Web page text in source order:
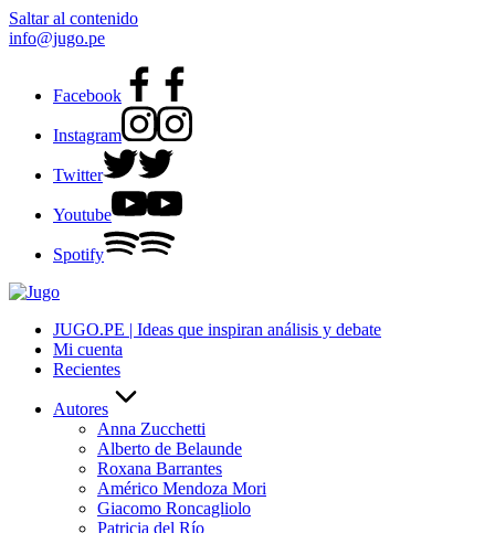
Saltar al contenido
info@jugo.pe
Facebook
Instagram
Twitter
Youtube
Spotify
JUGO.PE | Ideas que inspiran análisis y debate
Mi cuenta
Recientes
Autores
Anna Zucchetti
Alberto de Belaunde
Roxana Barrantes
Américo Mendoza Mori
Giacomo Roncagliolo
Patricia del Río